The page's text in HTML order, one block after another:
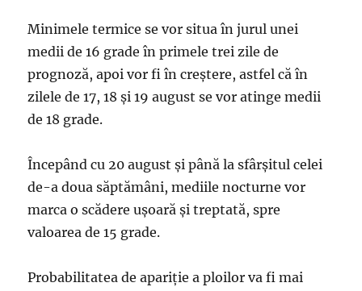
Minimele termice se vor situa în jurul unei
medii de 16 grade în primele trei zile de
prognoză, apoi vor fi în creştere, astfel că în
zilele de 17, 18 şi 19 august se vor atinge medii
de 18 grade.
Începând cu 20 august şi până la sfârşitul celei
de-a doua săptămâni, mediile nocturne vor
marca o scădere uşoară şi treptată, spre
valoarea de 15 grade.
Probabilitatea de apariţie a ploilor va fi mai